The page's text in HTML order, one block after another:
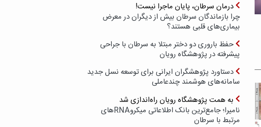
درمان سرطان، پایان ماجرا نیست!
چرا بازماندگان سرطان بیش از دیگران در معرض
بیماری‌های قلبی هستند؟
حفظ باروری دو دختر مبتلا به سرطان با جراحی
پیشرفته در پژوهشگاه رویان
دستاورد پژوهشگران ایرانی برای توسعه نسل جدید
سامانه‌های هوشمند چندعاملی
به همت پژوهشگاه رویان راه‌اندازی شد
نامیرا؛ جامع‌ترین بانک اطلاعاتی میکروRNAهای
مرتبط با سرطان